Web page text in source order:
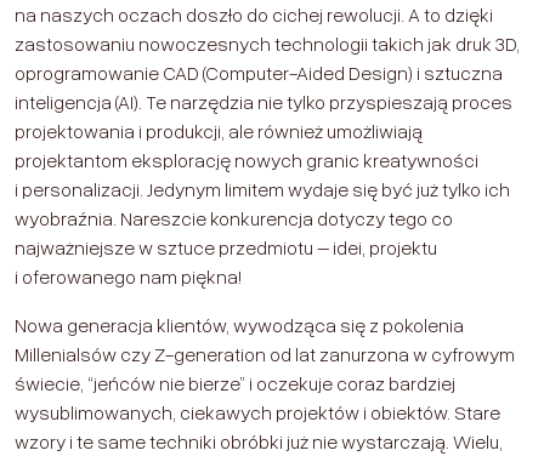
na naszych oczach doszło do cichej rewolucji. A to dzięki
zastosowaniu nowoczesnych technologii takich jak druk 3D,
oprogramowanie CAD (Computer-Aided Design) i sztuczna
inteligencja (AI). Te narzędzia nie tylko przyspieszają proces
projektowania i produkcji, ale również umożliwiają
projektantom eksplorację nowych granic kreatywności
i personalizacji. Jedynym limitem wydaje się być już tylko ich
wyobraźnia. Nareszcie konkurencja dotyczy tego co
najważniejsze w sztuce przedmiotu – idei, projektu
i oferowanego nam piękna!
Nowa generacja klientów, wywodząca się z pokolenia
Millenialsów czy Z-generation od lat zanurzona w cyfrowym
świecie, “jeńców nie bierze” i oczekuje coraz bardziej
wysublimowanych, ciekawych projektów i obiektów. Stare
wzory i te same techniki obróbki już nie wystarczają. Wielu,